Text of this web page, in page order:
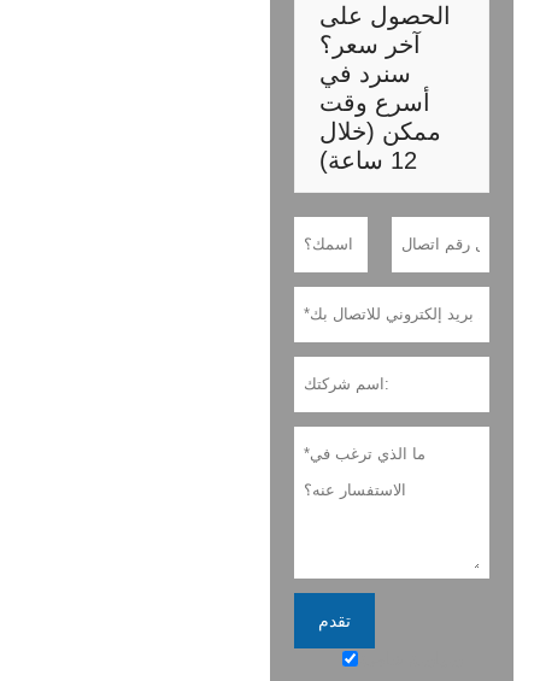
الحصول على
آخر سعر؟
سنرد في
أسرع وقت
ممكن (خلال
12 ساعة)
تقدم